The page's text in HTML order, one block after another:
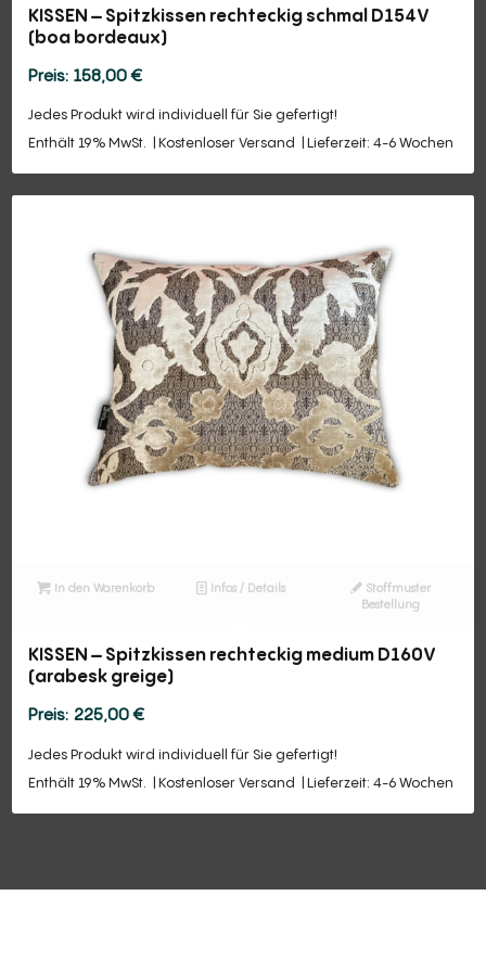
KISSEN – Spitzkissen rechteckig schmal D154V
(boa bordeaux)
158,00€
Jedes Produkt wird individuell für Sie gefertigt!
Enthält 19% MwSt.
Kostenloser Versand Lieferzeit: 4-6 Wochen
In den Warenkorb Infos / Details
Stoffmuster
Bestellung
KISSEN – Spitzkissen rechteckig medium D160V
(arabesk greige)
225,00€
Jedes Produkt wird individuell für Sie gefertigt!
Enthält 19% MwSt.
Kostenloser Versand Lieferzeit: 4-6 Wochen